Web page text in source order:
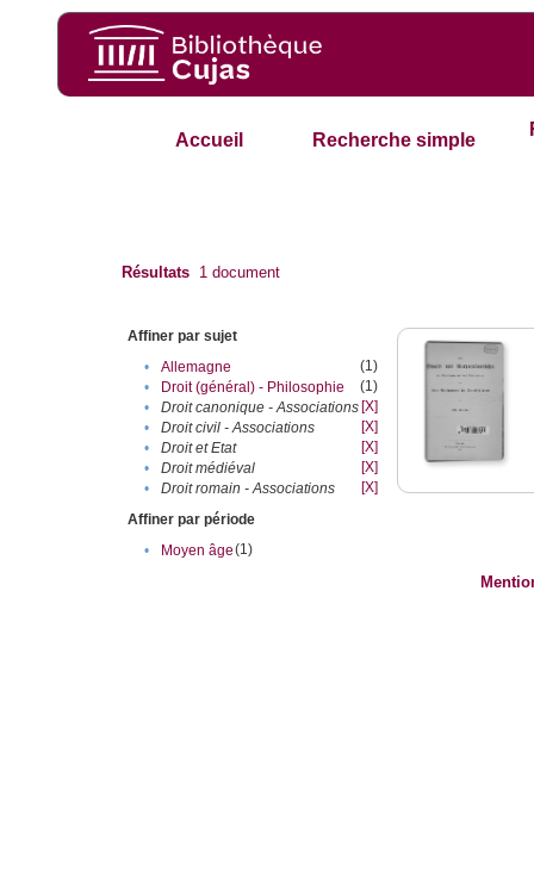
Accueil Recherche simple
Résultats 1 document
Affiner par sujet
•
Allemagne
(1)
•
Droit (général) - Philosophie
(1)
•
Droit canonique - Associations [X]
•
Droit civil - Associations
[X]
•
Droit et Etat
[X]
•
Droit médiéval
[X]
•
Droit romain - Associations
[X]
Affiner par période
•
Moyen âge(1)